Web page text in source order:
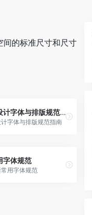
的标准尺寸和尺寸
UI设计字体与排版规范指南
计字体与排版规范指南
字体规范
用字体规范